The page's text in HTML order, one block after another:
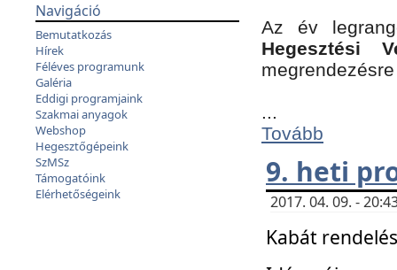
Navigáció
Bemutatkozás
Hírek
Féléves programunk
Galéria
Eddigi programjaink
Szakmai anyagok
Webshop
Hegesztőgépeink
SzMSz
Támogatóink
Elérhetőségeink
Az év
Hegesztési
...
Tovább
9. heti
2017. 04. 09. -
Kabát